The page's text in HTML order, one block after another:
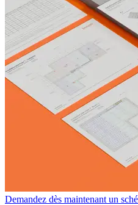
Demandez dès maintenant un